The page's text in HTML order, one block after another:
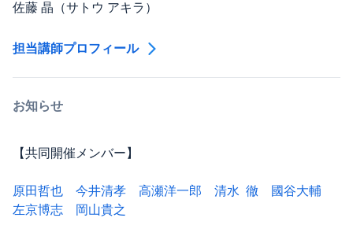
佐藤 晶（サトウ アキラ）
担当講師プロフィール
お知らせ
【共同開催メンバー】
原田哲也 今井清孝 高瀬洋一郎 清水 徹
國谷大輔
左京博志
岡山貴之